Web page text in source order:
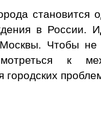
в России.
Чтобы не
к